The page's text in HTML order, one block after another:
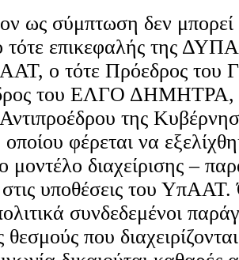
ως σύμπτωση δεν μπορεί
τότε επικεφαλής της
ο τότε Πρόεδρος του
του ΕΛΓΟ ΔΗΜΗΤΡΑ,
της
οποίου φέρεται να
μοντέλο διαχείρισης –
υποθέσεις του ΥπΑΑΤ.
συνδεδεμένοι
θεσμούς που